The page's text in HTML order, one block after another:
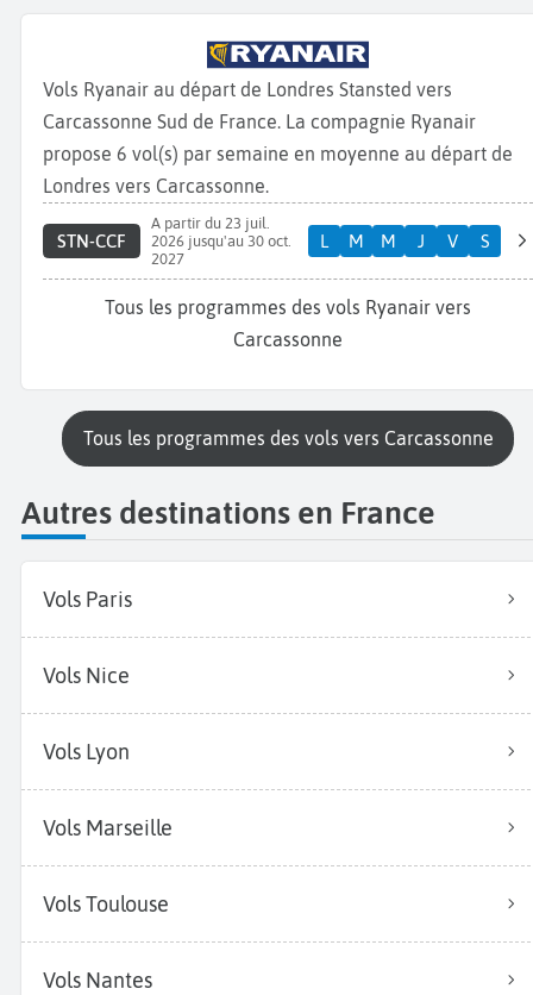
Vols Ryanair au départ de Londres Stansted vers
Carcassonne Sud de France. La compagnie Ryanair
propose 6 vol(s) par semaine en moyenne au départ de
Londres vers Carcassonne.
STN-CCF
A partir du 23 juil.
2026 jusqu'au 30 oct.
2027
L M M J V S
Tous les programmes des vols Ryanair vers
Carcassonne
Tous les programmes des vols vers Carcassonne
Autres destinations en France
Vols Paris
Vols Nice
Vols Lyon
Vols Marseille
Vols Toulouse
Vols Nantes